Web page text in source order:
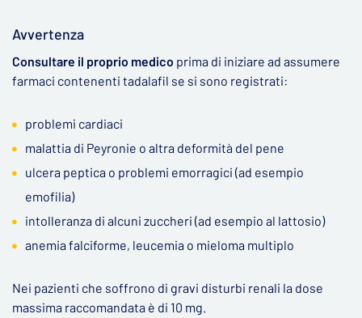
Avvertenza
Consultare il proprio medico prima di iniziare ad assumere
farmaci contenenti tadalafil se si sono registrati:
problemi cardiaci
malattia di Peyronie o altra deformità del pene
ulcera peptica o problemi emorragici (ad esempio
emofilia)
intolleranza di alcuni zuccheri (ad esempio al lattosio)
anemia falciforme, leucemia o mieloma multiplo
Nei pazienti che soffrono di gravi disturbi renali la dose
massima raccomandata è di 10 mg.